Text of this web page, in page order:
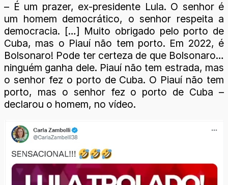
– É um prazer, ex-presidente Lula. O senhor é
um homem democrático, o senhor respeita a
democracia. […] Muito obrigado pelo porto de
Cuba, mas o Piauí não tem porto. Em 2022, é
Bolsonaro! Pode ter certeza de que Bolsonaro…
ninguém ganha dele. Piauí não tem estrada, mas
o senhor fez o porto de Cuba. O Piauí não tem
porto, mas o senhor fez o porto de Cuba –
declarou o homem, no vídeo.